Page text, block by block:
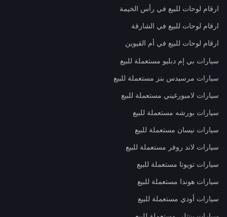
ارقام لوحات للبيع في رأس الخيمة
ارقام لوحات للبيع في الشارقة
ارقام لوحات للبيع في أم القيوين
سيارات بي إم دبليو مستعملة للبيع
سيارات مرسيدس بنز مستعملة للبيع
سيارات لامبورغيني مستعملة للبيع
سيارات بورشه مستعملة للبيع
سيارات نيسان مستعملة للبيع
سيارات لاند روفر مستعملة للبيع
سيارات تويوتا مستعملة للبيع
سيارات هوندا مستعملة للبيع
سيارات أودي مستعملة للبيع